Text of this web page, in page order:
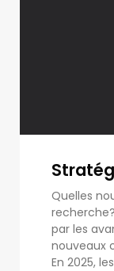
Quelles
par les
nouveaux
En 2025,